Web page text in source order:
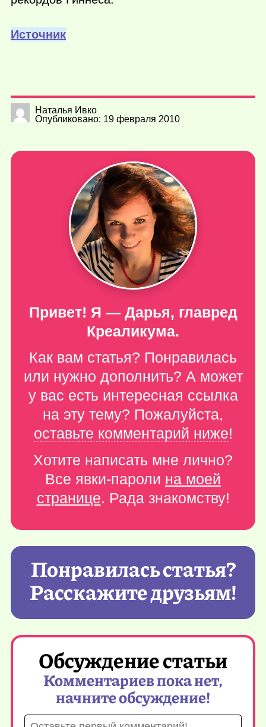
Источник
Наталья Ивко
Опубликовано: 19 февраля 2010
Привет! Я — Дарья, главред
Креаликума.
Как вам статья? Понравилась
или нужно дополнить? А может
у вас есть интересная ссылка
на эту тему? Пожалуйста,
оставьте комментарий ниже!
Хотите написать мне лично?
Все явки-пароли на моей
странице. Рада знакомству!
Понравилась статья?
Расскажите друзьям!
Обсуждение статьи
Комментариев пока нет,
начните обсуждение!